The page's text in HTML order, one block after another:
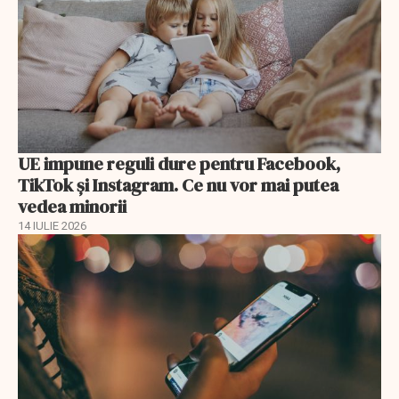
UE impune reguli dure pentru Facebook,
TikTok și Instagram. Ce nu vor mai putea
vedea minorii
14 IULIE 2026